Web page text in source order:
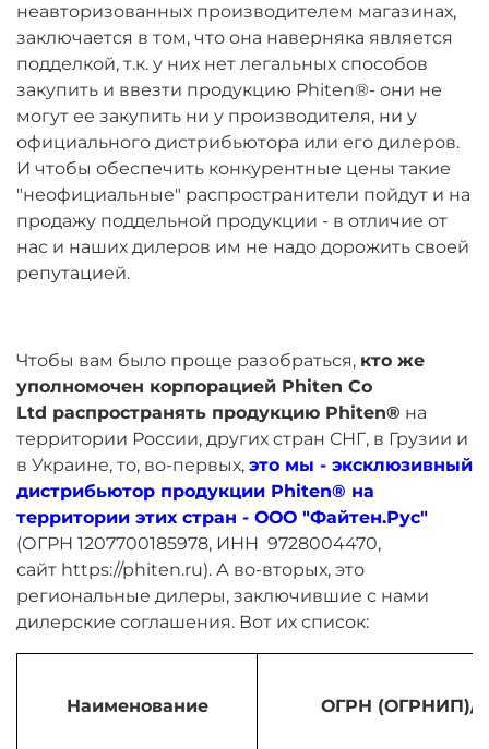
неавторизованных производителем магазинах,
заключается в том, что она наверняка является
подделкой, т.к. у них нет легальных способов
закупить и ввезти продукцию Phiten®- они не
могут ее закупить ни у производителя, ни у
официального дистрибьютора или его дилеров.
И чтобы обеспечить конкурентные цены такие
"неофициальные" распространители пойдут и на
продажу поддельной продукции - в отличие от
нас и наших дилеров им не надо дорожить своей
репутацией.
Чтобы вам было проще разобраться, кто же
уполномочен корпорацией Phiten Co
Ltd распространять продукцию Phiten® на
территории России, других стран СНГ, в Грузии и
в Украине, то, во-первых, это мы - эксклюзивный
дистрибьютор продукции Phiten® на
территории этих стран - ООО "Файтен.Рус"
(ОГРН 1207700185978, ИНН 9728004470,
сайт https://phiten.ru). А во-вторых, это
региональные дилеры, заключившие с нами
дилерские соглашения. Вот их список:
Наименование ОГРН (ОГРНИП)/